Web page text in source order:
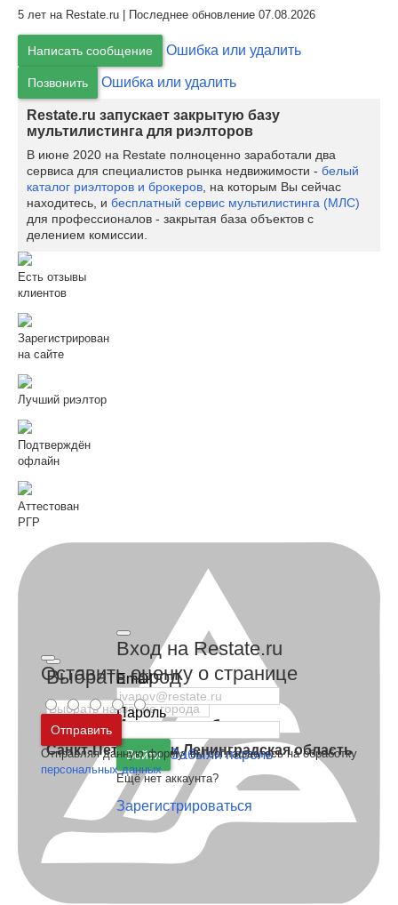
Выбрать город
Москва и
Московская область
Санкт-Петербург иЛенинградская область
Вход на Restate.ru
Email
Пароль
Войти Забыли пароль
Ещё нет аккаунта?
Зарегистрироваться
5 лет на Restate.ru | Последнее обновление 07.08.2026
Написать сообщение Ошибка или удалить
Позвонить Ошибка или удалить
Restate.ru запускает закрытую базу
мультилистинга для риэлторов
В июне 2020 на Restate полноценно заработали два
сервиса для специалистов рынка недвижимости - белый
каталог риэлторов и брокеров , на которым Вы сейчас
находитесь, и бесплатный сервис мультилистинга (МЛС)
для профессионалов - закрытая база объектов с
делением комиссии.
Есть отзывы
клиентов
Зарегистрирован
на сайте
Лучший риэлтор
Подтверждён
офлайн
Аттестован
РГР
Оставить оценку о странице
Отправить
Отправляя данную форму, вы соглашаетесь на обработку
персональных данных